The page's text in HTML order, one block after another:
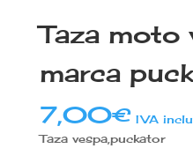
Taza moto
marca
7,00€ IVA
Taza vespa,puckator